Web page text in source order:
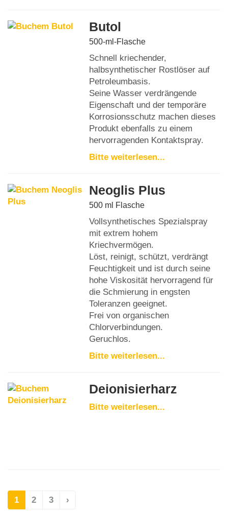
Butol
500-ml-Flasche
Schnell kriechender,
halbsynthetischer Rostlöser auf
Petroleumbasis.
Seine Wasser verdrängende
Eigenschaft und der temporäre
Korrosionsschutz machen dieses
Produkt ebenfalls zu einem
hervorragenden Kontaktspray.
Bitte weiterlesen...
Neoglis Plus
500 ml Flasche
Vollsynthetisches Spezialspray
mit extrem hohem
Kriechvermögen.
Löst, reinigt, schützt, verdrängt
Feuchtigkeit und ist durch seine
hohe Viskosität hervorragend für
die Schmierung in engsten
Toleranzen geeignet.
Frei von organischen
Chlorverbindungen.
Geruchlos.
Bitte weiterlesen...
Deionisierharz
Bitte weiterlesen...
1 2 3 ›